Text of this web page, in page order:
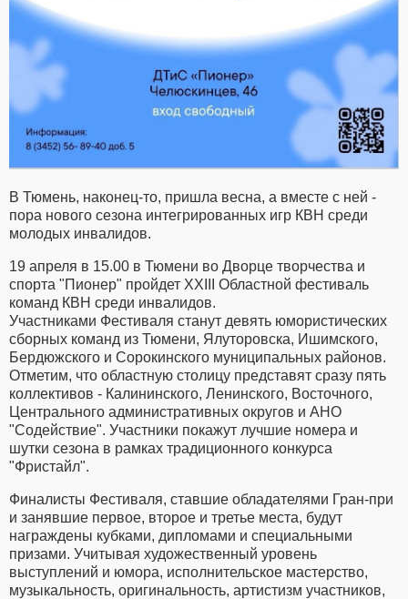
В Тюмень, наконец-то, пришла весна, а вместе с ней -
пора нового сезона интегрированных игр КВН среди
молодых инвалидов.
19 апреля в 15.00 в Тюмени во Дворце творчества и
спорта "Пионер" пройдет XXIII Областной фестиваль
команд КВН среди инвалидов.
Участниками Фестиваля станут девять юмористических
сборных команд из Тюмени, Ялуторовска, Ишимского,
Бердюжского и Сорокинского муниципальных районов.
Отметим, что областную столицу представят сразу пять
коллективов - Калининского, Ленинского, Восточного,
Центрального административных округов и АНО
"Содействие". Участники покажут лучшие номера и
шутки сезона в рамках традиционного конкурса
"Фристайл".
Финалисты Фестиваля, ставшие обладателями Гран-при
и занявшие первое, второе и третье места, будут
награждены кубками, дипломами и специальными
призами. Учитывая художественный уровень
выступлений и юмора, исполнительское мастерство,
музыкальность, оригинальность, артистизм участников,